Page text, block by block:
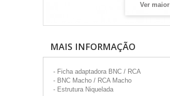
Ver maior
MAIS INFORMAÇÃO
- Ficha adaptadora BNC / RCA
- BNC Macho / RCA Macho
- Estrutura Niquelada